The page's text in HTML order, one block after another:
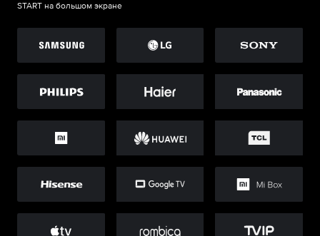
START на большом экране